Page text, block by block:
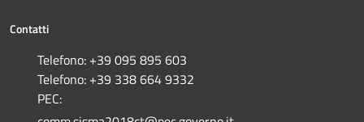
Contatti
Telefono: +39 095 895 603
Telefono: +39 338 664 9332
PEC: